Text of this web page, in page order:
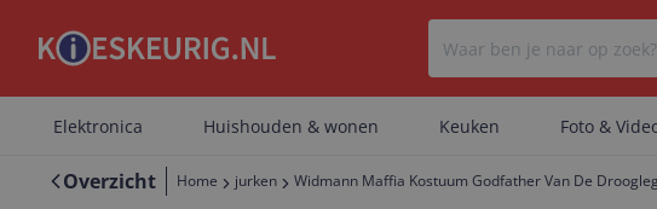
Elektronica Huishouden & wonen Keuken Foto &
Overzicht Home jurken Widmann Maffia Kostuum Godfather Van De